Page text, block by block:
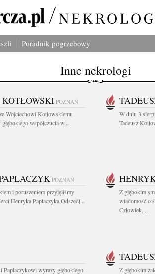
Poradnik pogrzebowy
Inne nekrologi
POZNAŃ
Wojciechowi Kotłowskiemu
współczucia w...
W dniu 3
Tadeusz
POZNAŃ
i poruszeniem przyjęliśmy
Henryka Paplaczyka Odszedł...
Z głębokim
wiadomość o
Człowiek,...
Paplaczykowi wyrazy głębokiego
Z głębokim